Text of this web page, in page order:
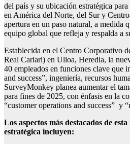
del país y su ubicación estratégica
en América del Norte, del Sur y
apertura en un paso natural, a medida
equipo global que refleja y respalda a
Establecida en el Centro Corporativo
Real Cariari) en Ulloa, Heredia, la
40 empleados en funciones clave que
and success”, ingeniería, recursos
SurveyMonkey planea aumentar el
para fines de 2025, con énfasis en la
“customer operations and success” y
Los aspectos más destacados de
estratégica incluyen: